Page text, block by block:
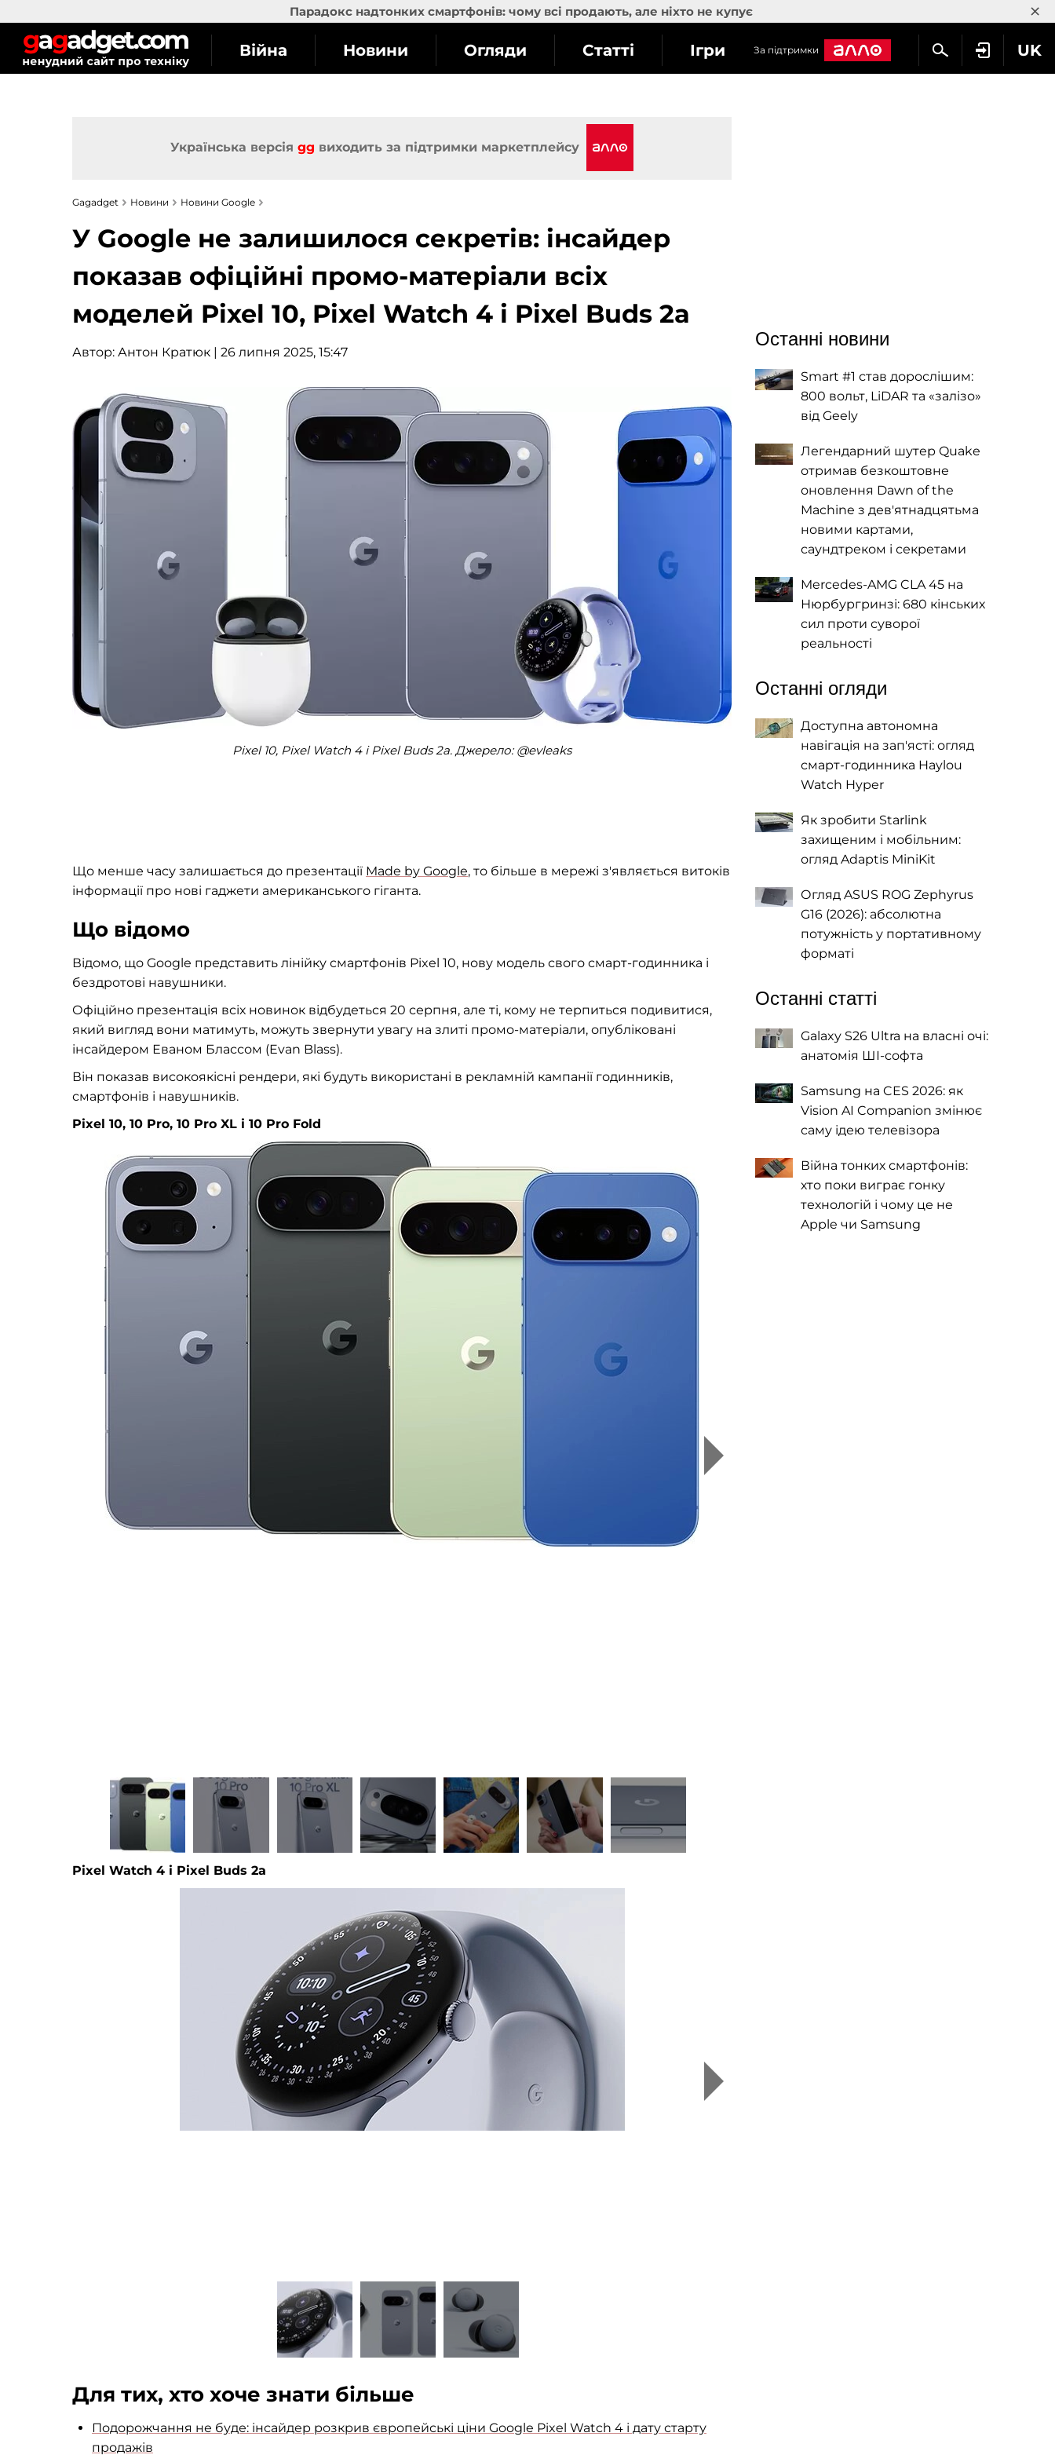
Парадокс надтонких смартфонів: чому всі продають, але ніхто не купує ×
UK
Війна Новини Огляди Статті Ігри За підтримки
Українська версія gg виходить за підтримки маркетплейсу
Gagadget Новини Новини Google
У Google не залишилося секретів: інсайдер
показав офіційні промо-матеріали всіх
моделей Pixel 10, Pixel Watch 4 і Pixel Buds 2a
Автор: Антон Кратюк | 26 липня 2025, 15:47
Pixel 10, Pixel Watch 4 і Pixel Buds 2a. Джерело: @evleaks
Що менше часу залишається до презентації Made by Google, то більше в мережі з'являється витоків
інформації про нові гаджети американського гіганта.
Що відомо
Відомо, що Google представить лінійку смартфонів Pixel 10, нову модель свого смарт-годинника і
бездротові навушники.
Офіційно презентація всіх новинок відбудеться 20 серпня, але ті, кому не терпиться подивитися,
який вигляд вони матимуть, можуть звернути увагу на злиті промо-матеріали, опубліковані
інсайдером Еваном Блассом (Evan Blass).
Він показав високоякісні рендери, які будуть використані в рекламній кампанії годинників,
смартфонів і навушників.
Pixel 10, 10 Pro, 10 Pro XL і 10 Pro Fold
Pixel Watch 4 і Pixel Buds 2a
Для тих, хто хоче знати більше
Подорожчання не буде: інсайдер розкрив європейські ціни Google Pixel Watch 4 і дату старту
продажів
Останні новини
Smart #1 став дорослішим:
800 вольт, LiDAR та «залізо»
від Geely
Легендарний шутер Quake
отримав безкоштовне
оновлення Dawn of the
Machine з дев'ятнадцятьма
новими картами,
саундтреком і секретами
Mercedes-AMG CLA 45 на
Нюрбургринзі: 680 кінських
сил проти суворої
реальності
Останні огляди
Доступна автономна
навігація на зап'ясті: огляд
смарт-годинника Haylou
Watch Hyper
Як зробити Starlink
захищеним і мобільним:
огляд Adaptis MiniKit
Огляд ASUS ROG Zephyrus
G16 (2026): абсолютна
потужність у портативному
форматі
Останні статті
Galaxy S26 Ultra на власні очі:
анатомія ШІ-софта
Samsung на CES 2026: як
Vision AI Companion змінює
саму ідею телевізора
Війна тонких смартфонів:
хто поки виграє гонку
технологій і чому це не
Apple чи Samsung